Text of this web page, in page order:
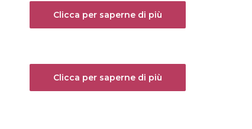
Clicca per saperne di più
Clicca per saperne di più